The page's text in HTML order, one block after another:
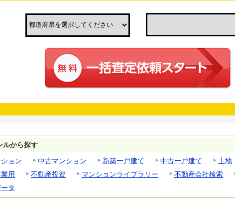
ルから探す
ョン
中古マンション 新築一戸建て 中古一戸建て 土地
用
不動産投資 マンションライブラリー 不動産会社検索
タ